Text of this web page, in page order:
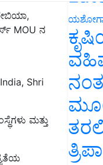
MOU ನ
Shri
ಮತ್ತು